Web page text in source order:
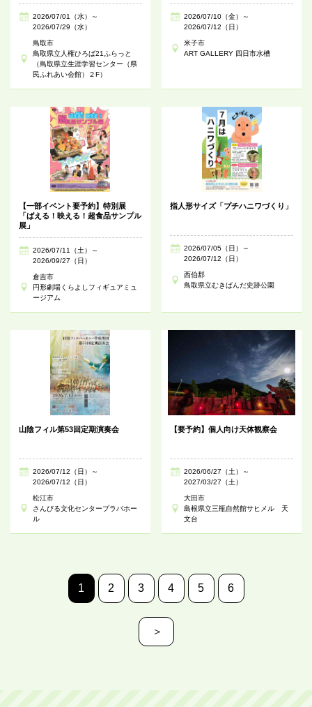
2026/07/01（水）～
2026/07/29（水）
鳥取市
鳥取県立人権ひろば21ふらっと
（鳥取県立生涯学習センター（県
民ふれあい会館）２F）
2026/07/10（金）～
2026/07/12（日）
米子市
ART GALLERY 四日市水槽
【一部イベント要予約】特別展
「ばえる！映える！超食品サンプル
展」
2026/07/11（土）～
2026/09/27（日）
倉吉市
円形劇場くらよしフィギュアミュ
ージアム
指人形サイズ「プチハニワづくり」
2026/07/05（日）～
2026/07/12（日）
西伯郡
鳥取県立むきばんだ史跡公園
山陰フィル第53回定期演奏会
2026/07/12（日）～
2026/07/12（日）
松江市
さんびる文化センタープラバホー
ル
【要予約】個人向け天体観察会
2026/06/27（土）～
2027/03/27（土）
大田市
島根県立三瓶自然館サヒメル 天
文台
1 2 3 4 5 6
＞